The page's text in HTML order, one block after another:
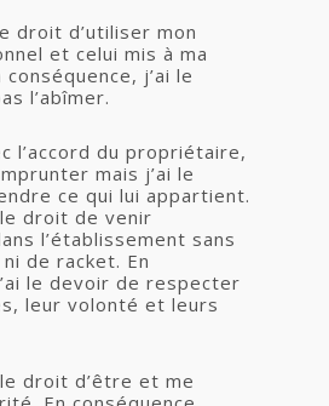
le droit d’utiliser mon
et celui mis à ma
j’ai le
l’abîmer.
l’accord du propriétaire,
mais j’ai le
ce qui lui appartient.
le droit de venir
l’établissement sans
de racket. En
le devoir de respecter
leur volonté et leurs
le droit d’être et me